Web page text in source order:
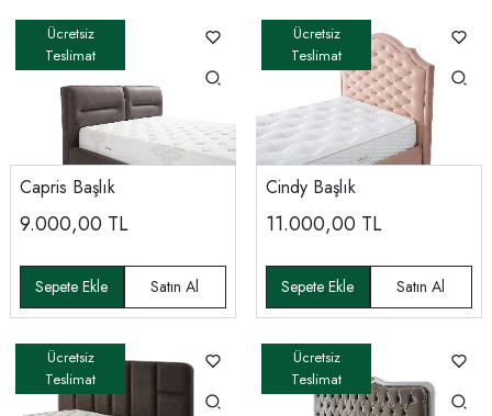
Capris Başlık
9.000,00 TL
Cindy Başlık
11.000,00 TL